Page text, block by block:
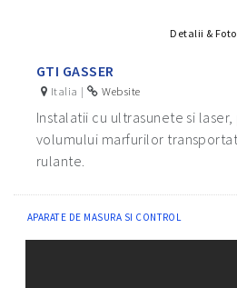
Detalii & Foto
GTI GASSER
Italia | Website
Instalatii cu ultrasunete si
volumului marfurilor
rulante.
APARATE DE MASURA SI CONTROL